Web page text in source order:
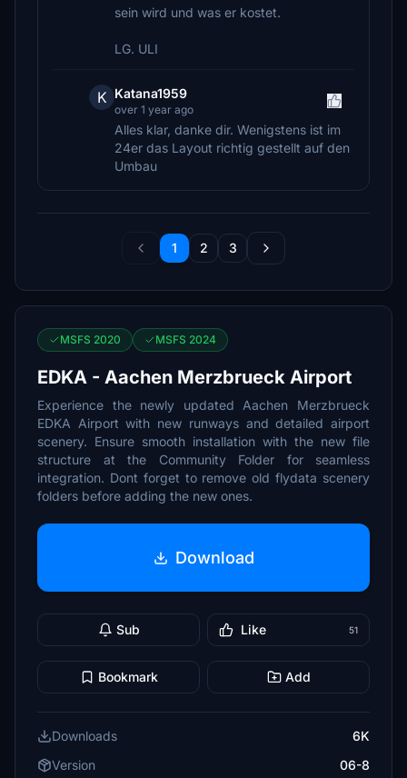
sein wird und was er kostet.
LG. ULI
K Katana1959
over 1 year ago
Alles klar, danke dir. Wenigstens ist im
24er das Layout richtig gestellt auf den
Umbau
1 2 3
MSFS 2020 MSFS 2024
EDKA - Aachen Merzbrueck Airport
Experience the newly updated Aachen Merzbrueck
EDKA Airport with new runways and detailed airport
scenery. Ensure smooth installation with the new file
structure at the Community Folder for seamless
integration. Dont forget to remove old flydata scenery
folders before adding the new ones.
Download
Sub Like 51
Bookmark Add
Downloads
6K
Version
06-8